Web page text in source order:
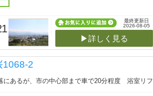
最終更新日
2026-08-05
▶詳しく見る
1068-2
あるが、市の中心部まで車で20分程度 浴室リフ